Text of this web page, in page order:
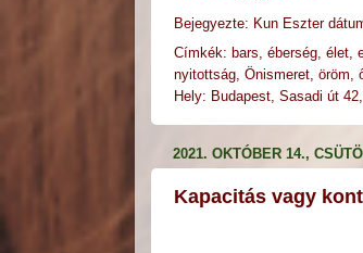
Bejegyezte: Kun Eszter
Címkék: bars éberség, élet,
nyitottság, Önismeret, öröm
Hely: Budapest, Sasadi út
2021. OKTÓBER 14.,
Kapacitás vagy